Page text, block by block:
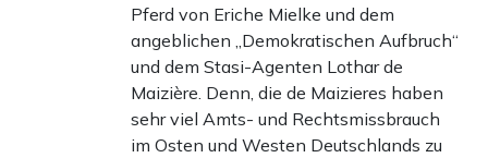
Pferd von Eriche Mielke und dem
angeblichen „Demokratischen Aufbruch“
und dem Stasi-Agenten Lothar de
Maizière. Denn, die de Maizieres haben
sehr viel Amts- und Rechtsmissbrauch
im Osten und Westen Deutschlands zu